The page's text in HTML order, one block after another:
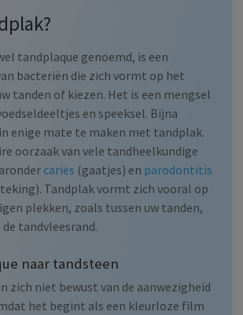
tandplaque genoemd, is een
bacteriën die zich vormt op het
tanden of kiezen. Het is een mengsel
en speeksel. Bijna
enige mate te maken met tandplak.
oorzaak van vele tandheelkundige
cariës (gaatjes) en parodontitis
Tandplak vormt zich vooral op
plekken, zoals tussen uw tanden,
tandvleesrand.
naar tandsteen
zich niet bewust van de aanwezigheid
het begint als een kleurloze film